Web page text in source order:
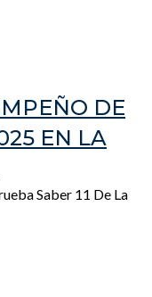
DE
EN LA
Saber 11 De La